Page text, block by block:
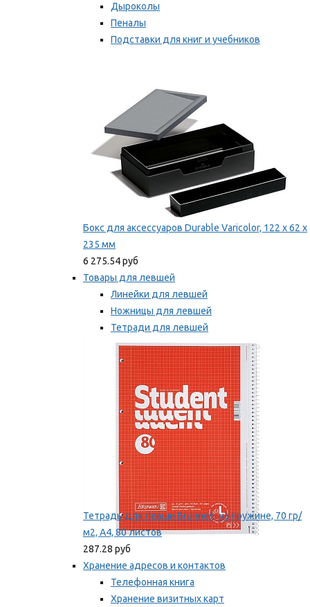
Дыроколы
Пеналы
Подставки для книг и учебников
Бокс для аксессуаров Durable Varicolor, 122 x 62 x
235 мм
6 275.54 руб
Товары для левшей
Линейки для левшей
Ножницы для левшей
Тетради для левшей
Точилки для левшей
Мы рекомендуем
Тетрадь для левши Brunnen, на пружине, 70 гр/
м2, А4, 80 листов
287.28 руб
Хранение адресов и контактов
Телефонная книга
Хранение визитных карт